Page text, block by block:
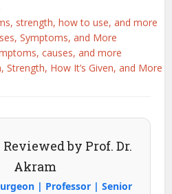
strength, how to use, and more
Symptoms, and More
causes, and more
Strength, How It’s Given, and More
by Prof. Dr.
Akram
| Professor | Senior